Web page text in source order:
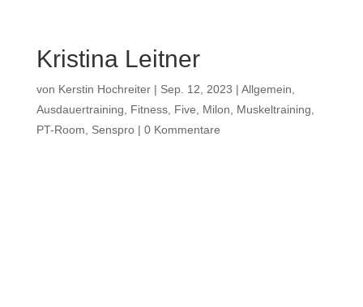
Kristina Leitner
von Kerstin Hochreiter| Sep. 12, 2023 | Allgemein
Ausdauertraining
Fitness, Five Milon Muskeltraining
PT-Room
Senspro| 0 Kommentare